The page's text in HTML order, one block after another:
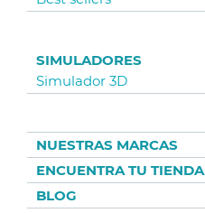
SIMULADORES
Simulador 3D
NUESTRAS MARCAS
ENCUENTRA TU TIENDA
BLOG